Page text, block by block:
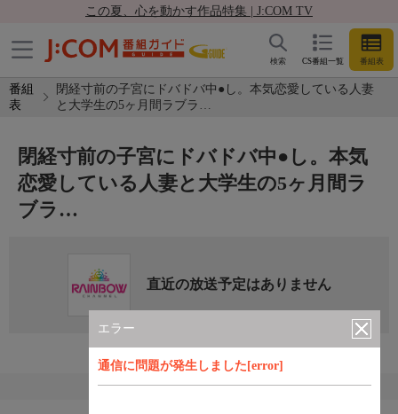
この夏、心を動かす作品特集 | J:COM TV
CS番組一覧 番組表
検索
番組
表
閉経寸前の子宮にドバドバ中●し。本気恋愛している人妻
と大学生の5ヶ月間ラブラ…
エラー
通信に問題が発生しました[error]
閉経寸前の子宮にドバドバ中●し。本気
恋愛している人妻と大学生の5ヶ月間ラ
ブラ…
直近の放送予定はありません